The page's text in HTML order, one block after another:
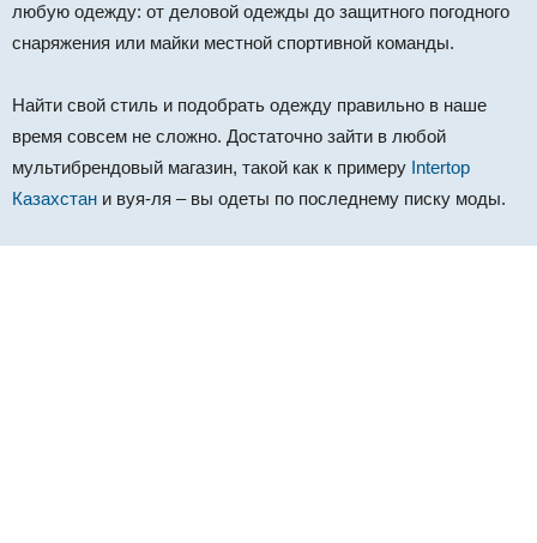
любую одежду: от деловой одежды до защитного погодного
снаряжения или майки местной спортивной команды.
Найти свой стиль и подобрать одежду правильно в наше
время совсем не сложно. Достаточно зайти в любой
мультибрендовый магазин, такой как к примеру Intertop
Казахстан и вуя-ля – вы одеты по последнему писку моды.